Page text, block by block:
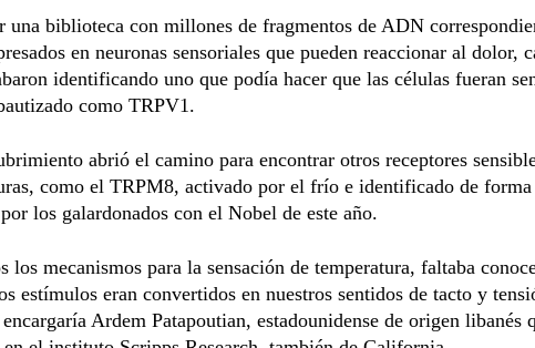
una biblioteca con millones de fragmentos de ADN
en neuronas sensoriales que pueden reaccionar al dolor,
identificando uno que podía hacer que las células fueran
como TRPV1.
abrió el camino para encontrar otros receptores
como el TRPM8, activado por el frío e identificado de forma
los galardonados con el Nobel de este año.
los mecanismos para la sensación de temperatura, faltaba
estímulos eran convertidos en nuestros sentidos de tacto y
Ardem Patapoutian, estadounidense de origen libanés